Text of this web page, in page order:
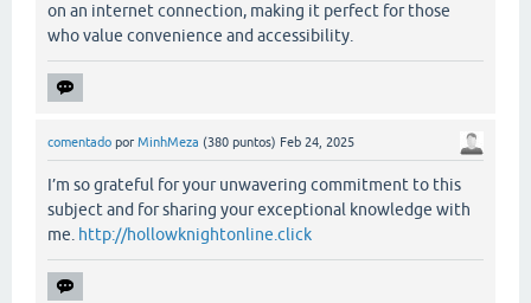
on an internet connection, making it perfect for those
who value convenience and accessibility.
comentado por MinhMeza (380 puntos) Feb 24, 2025
I’m so grateful for your unwavering commitment to this
subject and for sharing your exceptional knowledge with
me. http://hollowknightonline.click